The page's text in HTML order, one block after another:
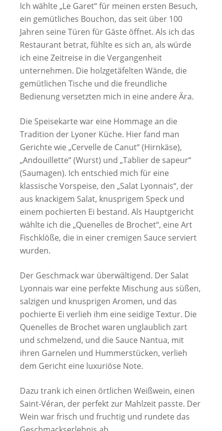
Ich wählte „Le Garet“ für meinen ersten Besuch,
ein gemütliches Bouchon, das seit über 100
Jahren seine Türen für Gäste öffnet. Als ich das
Restaurant betrat, fühlte es sich an, als würde
ich eine Zeitreise in die Vergangenheit
unternehmen. Die holzgetäfelten Wände, die
gemütlichen Tische und die freundliche
Bedienung versetzten mich in eine andere Ära.
Die Speisekarte war eine Hommage an die
Tradition der Lyoner Küche. Hier fand man
Gerichte wie „Cervelle de Canut“ (Hirnkäse),
„Andouillette“ (Wurst) und „Tablier de sapeur“
(Saumagen). Ich entschied mich für eine
klassische Vorspeise, den „Salat Lyonnais“, der
aus knackigem Salat, knusprigem Speck und
einem pochierten Ei bestand. Als Hauptgericht
wählte ich die „Quenelles de Brochet“, eine Art
Fischklöße, die in einer cremigen Sauce serviert
wurden.
Der Geschmack war überwältigend. Der Salat
Lyonnais war eine perfekte Mischung aus süßen,
salzigen und knusprigen Aromen, und das
pochierte Ei verlieh ihm eine seidige Textur. Die
Quenelles de Brochet waren unglaublich zart
und schmelzend, und die Sauce Nantua, mit
ihren Garnelen und Hummerstücken, verlieh
dem Gericht eine luxuriöse Note.
Dazu trank ich einen örtlichen Weißwein, einen
Saint-Véran, der perfekt zur Mahlzeit passte. Der
Wein war frisch und fruchtig und rundete das